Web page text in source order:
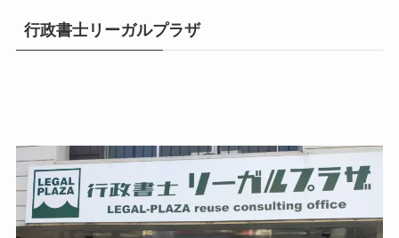
行政書士リーガルプラザ